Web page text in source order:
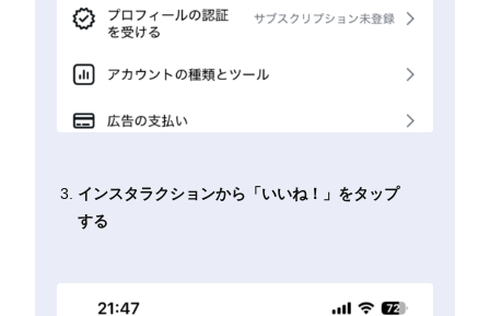
インスタラクションから「いいね！」をタップ
する